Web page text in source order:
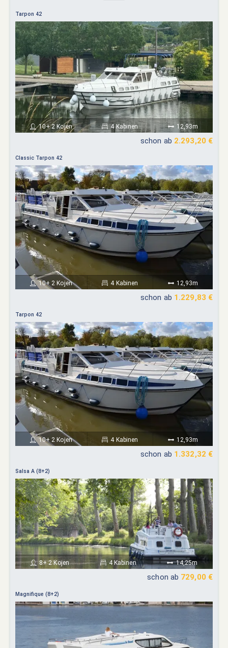
Tarpon 42
10+ 2 Kojen 4 Kabinen 12,93m
schon ab 2.293,20 €
Classic Tarpon 42
10+ 2 Kojen 4 Kabinen 12,93m
schon ab 1.229,83 €
Tarpon 42
10+ 2 Kojen 4 Kabinen 12,93m
schon ab 1.332,32 €
Salsa A (8+2)
8+ 2 Kojen 4 Kabinen 14,25m
schon ab 729,00 €
Magnifique (8+2)